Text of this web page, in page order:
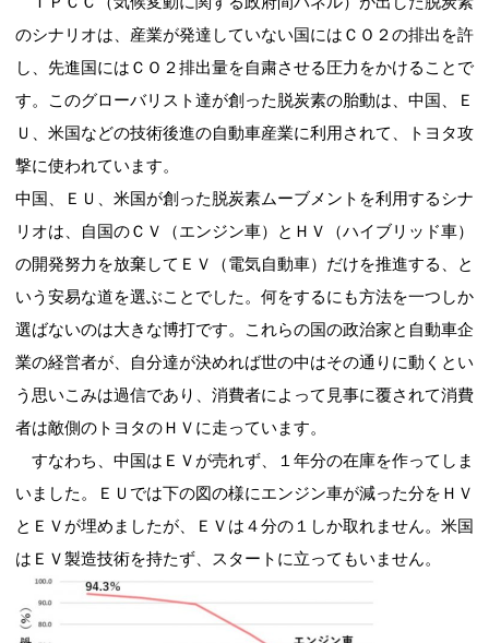
のシナリオは、産業が発達していない国にはＣＯ２の排出を許
し、先進国にはＣＯ２排出量を自粛させる圧力をかけることで
す。このグローバリスト達が創った脱炭素の胎動は、中国、Ｅ
Ｕ、米国などの技術後進の自動車産業に利用されて、トヨタ攻
撃に使われています。
中国、ＥＵ、米国が創った脱炭素ムーブメントを利用するシナ
リオは、自国のＣＶ（エンジン車）とＨＶ（ハイブリッド車）
の開発努力を放棄してＥＶ（電気自動車）だけを推進する、と
いう安易な道を選ぶことでした。何をするにも方法を一つしか
選ばないのは大きな博打です。これらの国の政治家と自動車企
業の経営者が、自分達が決めれば世の中はその通りに動くとい
う思いこみは過信であり、消費者によって見事に覆されて消費
者は敵側のトヨタのＨＶに走っています。
すなわち、中国はＥＶが売れず、１年分の在庫を作ってしま
いました。ＥＵでは下の図の様にエンジン車が減った分をＨＶ
とＥＶが埋めましたが、ＥＶは４分の１しか取れません。米国
はＥＶ製造技術を持たず、スタートに立ってもいません。